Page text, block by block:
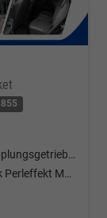
Doppelkupplungsgetriebe (DSG)
Deep Black Perleffekt Metallic